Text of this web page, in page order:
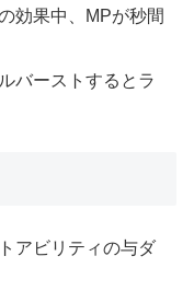
効果中、MPが秒間
バーストするとラ
アビリティの与ダ